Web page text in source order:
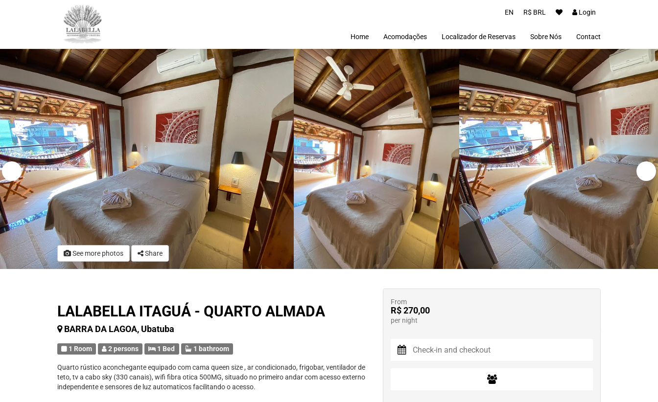
EN R$ BRL Login
Home Acomodações Localizador de Reservas Sobre Nós Contact
See more photos Share
LALABELLA ITAGUÁ - QUARTO ALMADA
BARRA DA LAGOA, Ubatuba
1 Room 2 persons 1 Bed 1 bathroom
Quarto rústico aconchegante equipado com cama queen size , ar condicionado, frigobar, ventilador de
teto, tv a cabo sky (330 canais), wifi fibra otica 500MG, situado no primeiro andar com acesso externo
independente e sensores de luz automaticos facilitando o acesso.
From
R$ 270,00
per night